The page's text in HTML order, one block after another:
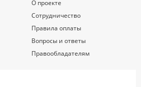
О проекте
Сотрудничество
Правила оплаты
Вопросы и ответы
Правообладателям